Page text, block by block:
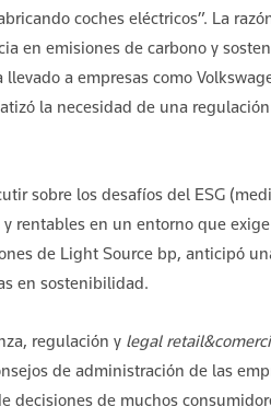
coches eléctricos”. La
en emisiones de carbono y
a empresas como
la necesidad de una
sobre los desafíos del ESG
rentables en un entorno que
de Light Source bp, anticipó
en sostenibilidad.
regulación y legal
de administración de las
decisiones de muchos